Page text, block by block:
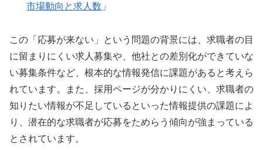
市場動向と求人数 」
この「応募が来ない」という問題の背景には、求職者の目
に留まりにくい求人募集や、他社との差別化ができていな
い募集条件など、根本的な情報発信に課題があると考えら
れています。また、採用ページが分かりにくい、求職者の
知りたい情報が不足しているといった情報提供の課題によ
り、潜在的な求職者が応募をためらう傾向が強まっている
とされています。